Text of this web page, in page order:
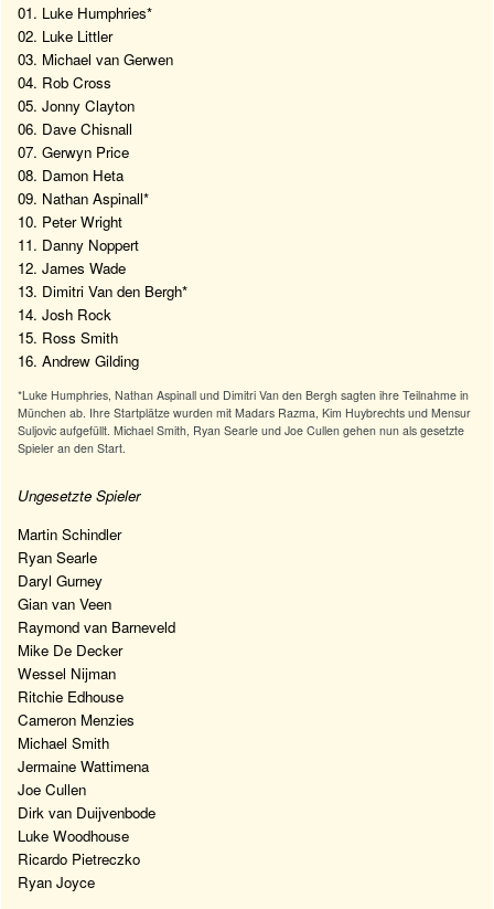
01. Luke Humphries*
02. Luke Littler
03. Michael van Gerwen
04. Rob Cross
05. Jonny Clayton
06. Dave Chisnall
07. Gerwyn Price
08. Damon Heta
09. Nathan Aspinall*
10. Peter Wright
11. Danny Noppert
12. James Wade
13. Dimitri Van den Bergh*
14. Josh Rock
15. Ross Smith
16. Andrew Gilding
*Luke Humphries, Nathan Aspinall und Dimitri Van den Bergh sagten ihre Teilnahme in
München ab. Ihre Startplätze wurden mit Madars Razma, Kim Huybrechts und Mensur
Suljovic aufgefüllt. Michael Smith, Ryan Searle und Joe Cullen gehen nun als gesetzte
Spieler an den Start.
Ungesetzte Spieler
Martin Schindler
Ryan Searle
Daryl Gurney
Gian van Veen
Raymond van Barneveld
Mike De Decker
Wessel Nijman
Ritchie Edhouse
Cameron Menzies
Michael Smith
Jermaine Wattimena
Joe Cullen
Dirk van Duijvenbode
Luke Woodhouse
Ricardo Pietreczko
Ryan Joyce